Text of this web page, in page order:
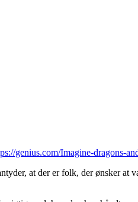
genius.com/Imagine-dragons-
at der er folk, der ønsker at